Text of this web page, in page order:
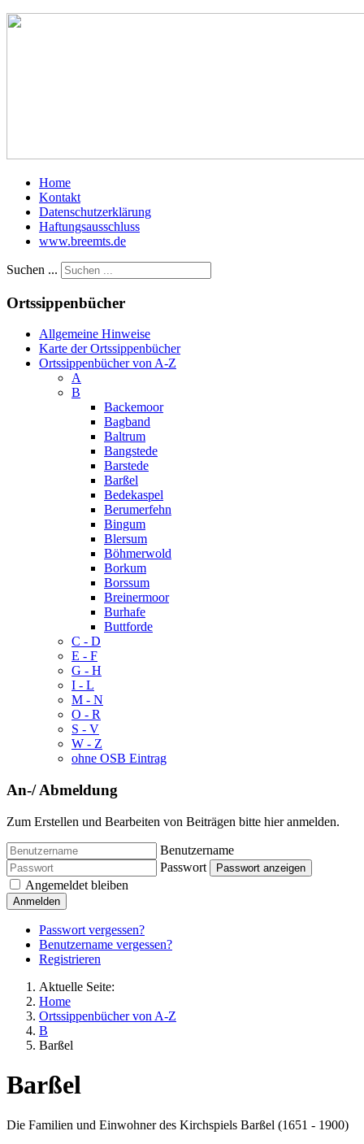
Home
Kontakt
Datenschutzerklärung
Haftungsausschluss
www.breemts.de
Suchen ...
Ortssippenbücher
Allgemeine Hinweise
Karte der Ortssippenbücher
Ortssippenbücher von A-Z
A
B
Backemoor
Bagband
Baltrum
Bangstede
Barstede
Barßel
Bedekaspel
Berumerfehn
Bingum
Blersum
Böhmerwold
Borkum
Borssum
Breinermoor
Burhafe
Buttforde
C - D
E - F
G - H
I - L
M - N
O - R
S - V
W - Z
ohne OSB Eintrag
An-/ Abmeldung
Zum Erstellen und Bearbeiten von Beiträgen bitte hier anmelden.
Benutzername
Passwort
Passwort anzeigen
Angemeldet bleiben
Anmelden
Passwort vergessen?
Benutzername vergessen?
Registrieren
Aktuelle Seite:
Home
Ortssippenbücher von A-Z
B
Barßel
Barßel
Die Familien und Einwohner des Kirchspiels Barßel (1651 - 1900)